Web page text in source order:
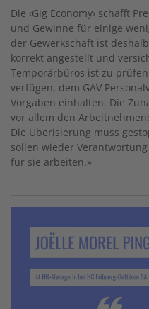
Die ‹Gig Economy› schafft
und Gewinne für einige
der Gewerkschaft ist
korrekt angestellt und
Temporärbüros ist zu
verfügen, dem GAV
Vorgaben einhalten. Die
vor allem den
Die Uberisierung muss
sollen wieder
für sie arbeiten.»